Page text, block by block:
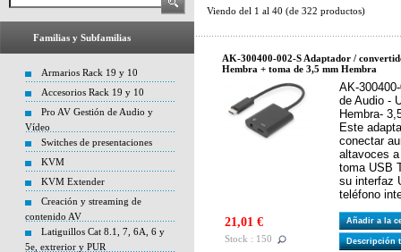
Familias y Subfamilias
Armarios Rack 19 y 10
Accesorios Rack 19 y 10
Pro AV Gestión de Audio y
Vídeo
Switches de presentaciones
KVM
KVM Extender
Creación y streaming de
contenido AV
Latiguillos Cat 8.1, 7, 6A, 6 y
5e, extrerior y PUR
Viendo del 1 al 40 (de 322 productos)
AK-300400-002-S Adaptador /
Hembra + toma de 3,5 mm Hembra
AK-
de Audio -
Hembra-
Este
conectar
altavoces
toma USB
su interfaz
teléfono
21,01 €
Stock : 150
Añadir a la
Descripción